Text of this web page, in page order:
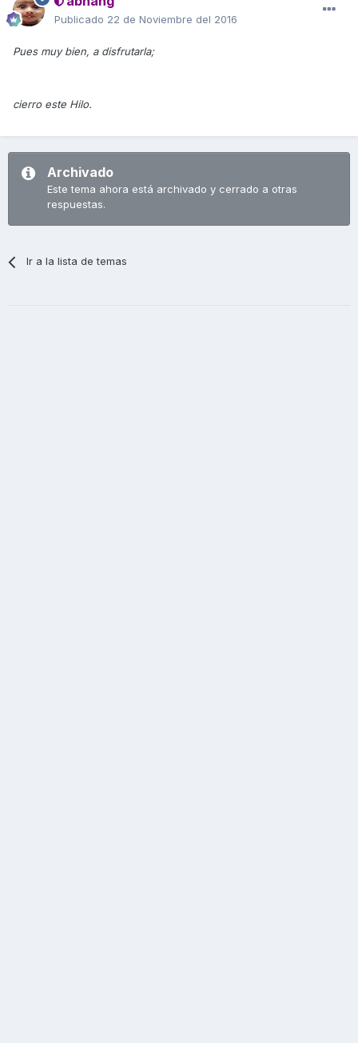
Publicado 22 de Noviembre del 2016
Pues muy bien, a disfrutarla;
cierro este Hilo.
Archivado
Este tema ahora está archivado y cerrado a otras
respuestas.
Ir a la lista de temas